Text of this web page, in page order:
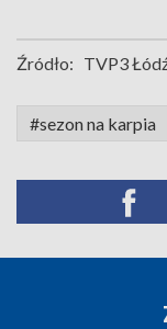
Źródło: TVP3
#sezon na karpia